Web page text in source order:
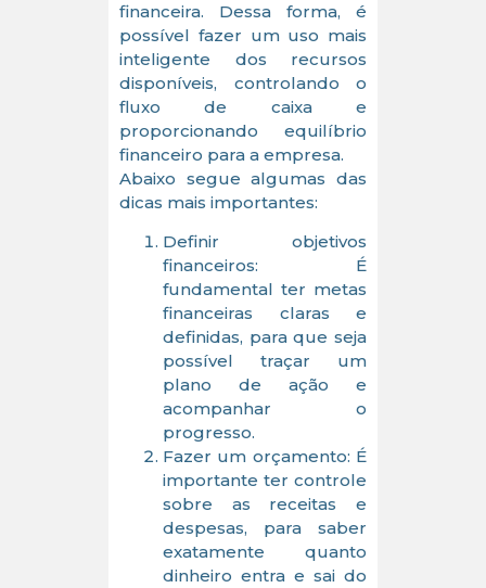
financeira. Dessa forma, é
possível fazer um uso mais
inteligente dos recursos
disponíveis, controlando o
fluxo de caixa e
proporcionando equilíbrio
financeiro para a empresa.
Abaixo segue algumas das
dicas mais importantes:
Definir objetivos
financeiros: É
fundamental ter metas
financeiras claras e
definidas, para que seja
possível traçar um
plano de ação e
acompanhar o
progresso.
Fazer um orçamento: É
importante ter controle
sobre as receitas e
despesas, para saber
exatamente quanto
dinheiro entra e sai do